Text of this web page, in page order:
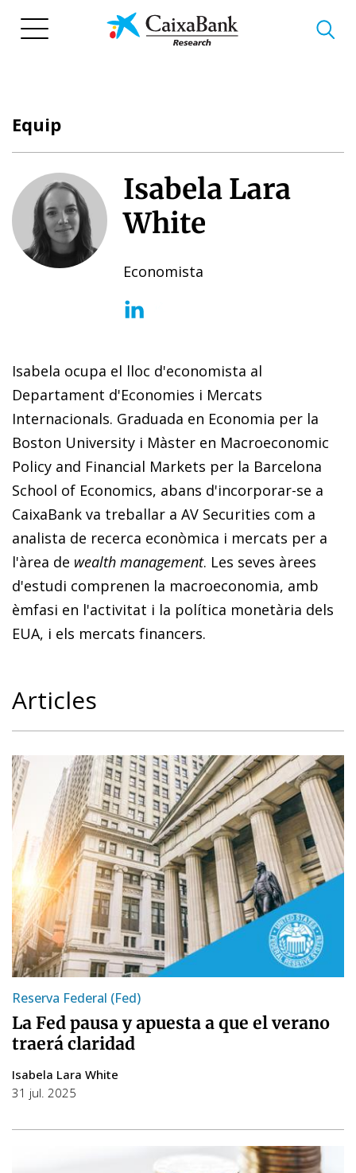
Equip
Isabela Lara
White
Economista
Isabela ocupa el lloc d'economista al
Departament d'Economies i Mercats
Internacionals. Graduada en Economia per la
Boston University i Màster en Macroeconomic
Policy and Financial Markets per la Barcelona
School of Economics, abans d'incorporar-se a
CaixaBank va treballar a AV Securities com a
analista de recerca econòmica i mercats per a
l'àrea de wealth management. Les seves àrees
d'estudi comprenen la macroeconomia, amb
èmfasi en l'activitat i la política monetària dels
EUA, i els mercats financers.
Articles
Reserva Federal (Fed)
La Fed pausa y apuesta a que el verano
traerá claridad
Isabela Lara White
31 jul. 2025